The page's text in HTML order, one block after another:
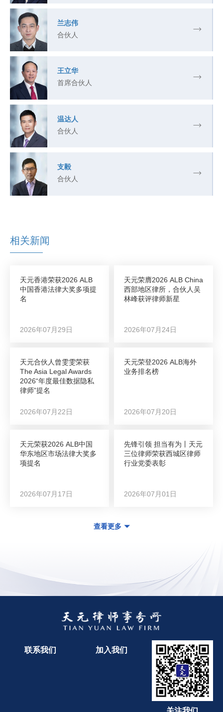
兰志伟
合伙人
王立华
首席合伙人
温达人
合伙人
支毅
合伙人
相关新闻
天元香港荣获2026 ALB
中国香港法律大奖多项提
名
2026年07月29日
天元荣膺2026 ALB China
西部地区律所，合伙人吴
林峰获评律师新星
2026年07月24日
天元合伙人曾雯雯荣获
The Asia Legal Awards
2026“年度最佳数据隐私
律师”提名
2026年07月22日
天元荣登2026 ALB海外
业务排名榜
2026年07月20日
天元荣获2026 ALB中国
华东地区市场法律大奖多
项提名
2026年07月17日
先锋引领 担当有为丨天元
三位律师荣获西城区律师
行业党委表彰
2026年07月01日
查看更多
联系我们 加入我们